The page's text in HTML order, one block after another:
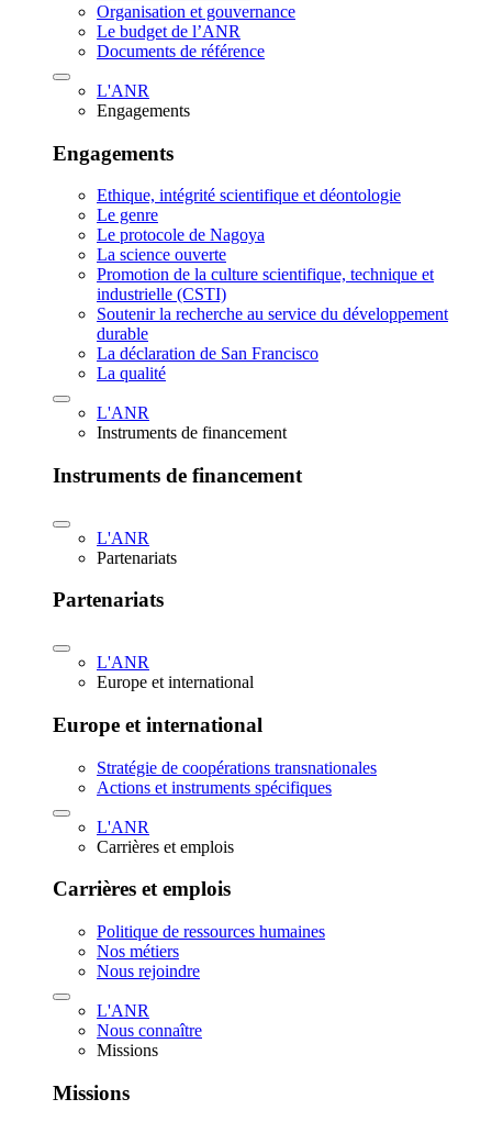
Organisation et gouvernance
Le budget de l’ANR
Documents de référence
L'ANR
Engagements
Engagements
Ethique, intégrité scientifique et déontologie
Le genre
Le protocole de Nagoya
La science ouverte
Promotion de la culture scientifique, technique et
industrielle (CSTI)
Soutenir la recherche au service du développement
durable
La déclaration de San Francisco
La qualité
L'ANR
Instruments de financement
Instruments de financement
L'ANR
Partenariats
Partenariats
L'ANR
Europe et international
Europe et international
Stratégie de coopérations transnationales
Actions et instruments spécifiques
L'ANR
Carrières et emplois
Carrières et emplois
Politique de ressources humaines
Nos métiers
Nous rejoindre
L'ANR
Nous connaître
Missions
Missions